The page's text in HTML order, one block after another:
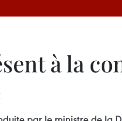
à la